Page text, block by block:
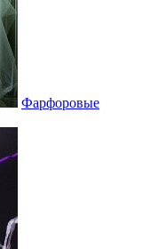
Фарфоровые